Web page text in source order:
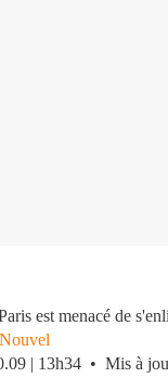
est menacé de
| 13h34 • Mis à